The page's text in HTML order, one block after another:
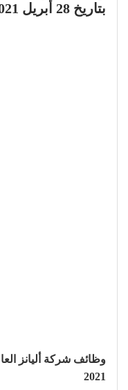
بتاريخ 28 أبريل 2021
2021